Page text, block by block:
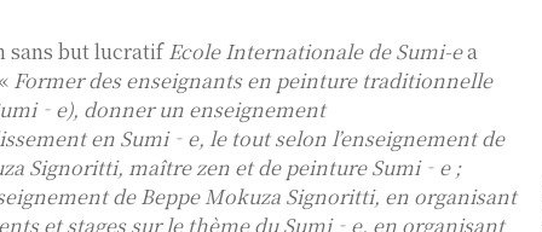
sans but lucratif Ecole Internationale de Sumi-ea
Former des enseignants en peinture traditionnelle
donner un enseignement
en Sumi‐e, le tout selon l’enseignement de
Signoritti, maître zen et de peinture Sumi‐e ;
de Beppe Mokuza Signoritti, en organisant
et stages sur le thème du Sumi‐e, en organisant